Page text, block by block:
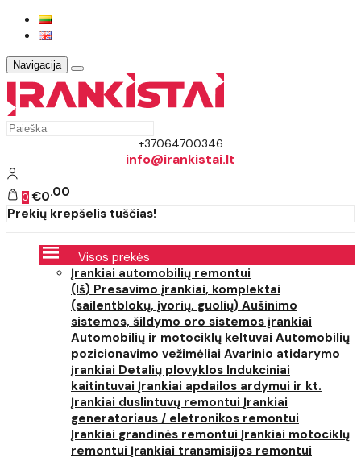
Navigacija
+37064700346
info@irankistai.lt
0 €0 00
Prekių krepšelis tuščias!
Visos prekės
Įrankiai automobilių remontui
(Iš) Presavimo įrankiai, komplektai
(sailentblokų, įvorių, guolių) Aušinimo
sistemos, šildymo oro sistemos įrankiai
Automobilių ir motociklų keltuvai Automobilių
pozicionavimo vežimėliai Avarinio atidarymo
įrankiai Detalių plovyklos Indukciniai
kaitintuvai Įrankiai apdailos ardymui ir kt.
Įrankiai duslintuvų remontui Įrankiai
generatoriaus / eletronikos remontui
Įrankiai grandinės remontui Įrankiai motociklų
remontui Įrankiai transmisijos remontui